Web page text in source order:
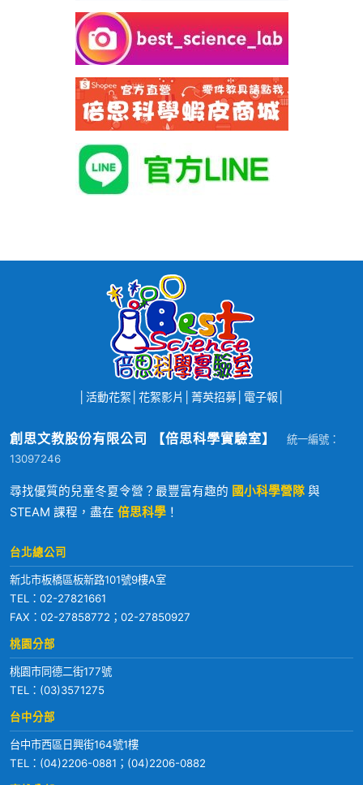
活動花絮 花絮影片 菁英招募│ 電子報
創思文教股份有限公司 【倍思科學實驗室】
統一編號：
13097246
尋找優質的兒童冬夏令營？最豐富有趣的 國小科學營隊 與
STEAM 課程，盡在 倍思科學 ！
台北總公司
新北市板橋區板新路101號9樓A室
TEL： 02-27821661
FAX：02-27858772；02-27850927
桃園分部
桃園市同德二街177號
TEL： (03)3571275
台中分部
台中市西區日興街164號1樓
TEL： (04)2206-0881 ； (04)2206-0882